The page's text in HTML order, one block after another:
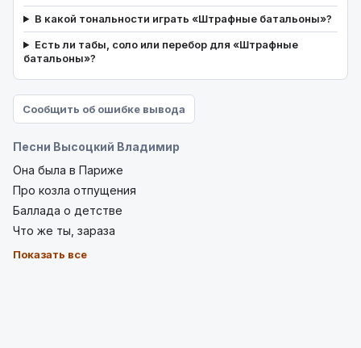
Песни Высоцкий Владимир
Она былa в Пapижe
Про козла отпущения
Баллада о детстве
Что же ты, зараза
Показать все
Сообщить об ошибке вывода
В какой тональности играть «Штрафные батальоны»?
Есть ли табы, соло или перебор для «Штрафные
батальоны»?